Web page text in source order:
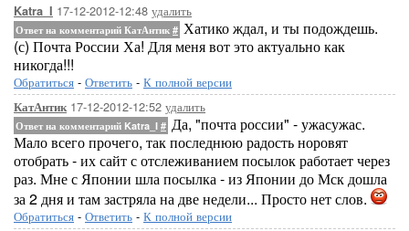
Katra_I 17-12-2012-12:48 удалить
Ответ на комментарий КатАнтик # Хатико ждал, и ты подождешь.
(с) Почта России Ха! Для меня вот это актуально как
никогда!!!
Обратиться - Ответить - К полной версии
КатАнтик17-12-2012-12:52 удалить
Ответ на комментарий Katra_I # Да, "почта россии" - ужасужас.
Мало всего прочего, так последнюю радость норовят
отобрать - их сайт с отслеживанием посылок работает через
раз. Мне с Японии шла посылка - из Японии до Мск дошла
за 2 дня и там застряла на две недели... Просто нет слов.
Обратиться - Ответить - К полной версии